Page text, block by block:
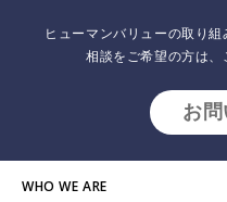
ヒューマンバリューの取り組
相談をご希望の方は、
お
WHO WE ARE